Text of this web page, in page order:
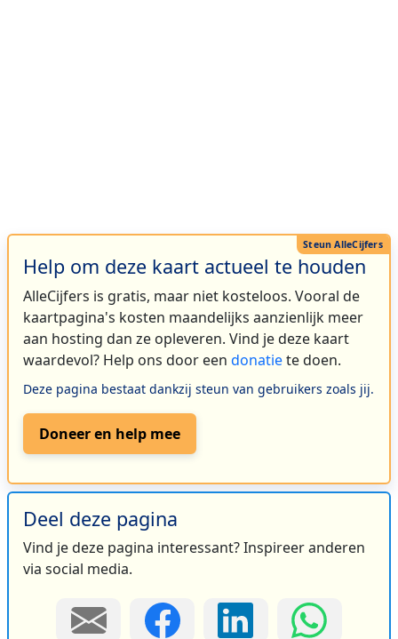
Help om deze kaart actueel te houden
AlleCijfers is gratis, maar niet kosteloos. Vooral de
kaartpagina's kosten maandelijks aanzienlijk meer
aan hosting dan ze opleveren. Vind je deze kaart
waardevol? Help ons door een donatiete doen.
Deze pagina bestaat dankzij steun van gebruikers zoals jij.
Doneer en help mee
Deel deze pagina
Vind je deze pagina interessant? Inspireer anderen
via social media.